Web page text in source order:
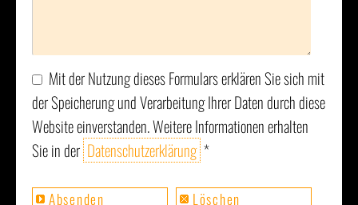
Mit der Nutzung dieses Formulars erklären Sie sich mit
der Speicherung und Verarbeitung Ihrer Daten durch diese
Website einverstanden. Weitere Informationen erhalten
Sie in der Datenschutzerklärung *